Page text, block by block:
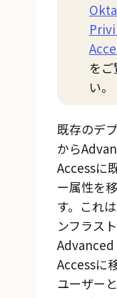
Okta
を
い。
既存のデ
から
Accessに
ー属性を
す。これ
ンフラス
Accessに
ユーザー